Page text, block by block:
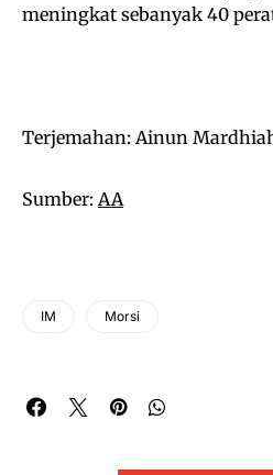
meningkat sebanyak 40
Terjemahan: Ainun
Sumber: AA
IM Morsi